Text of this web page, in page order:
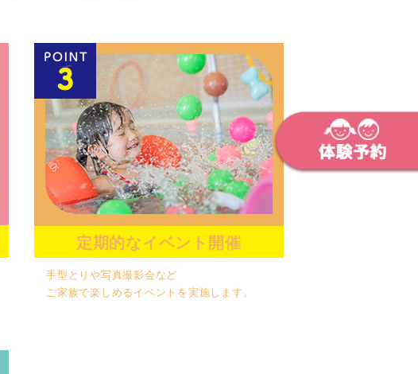
定期的なイベント開催
手型とりや写真撮影会など
ご家族で楽しめるイベントを実施します。